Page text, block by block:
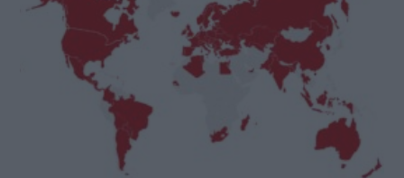
VIEW POST